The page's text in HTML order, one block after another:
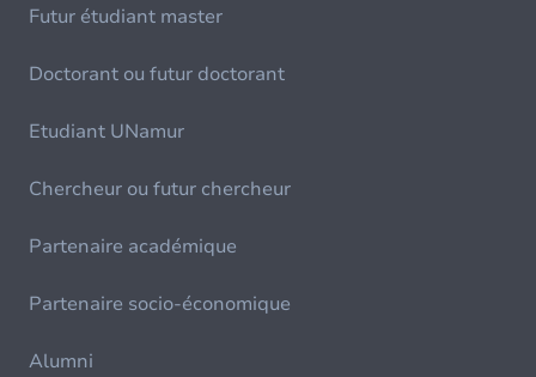
Futur étudiant master
Doctorant ou futur doctorant
Etudiant UNamur
Chercheur ou futur chercheur
Partenaire académique
Partenaire socio-économique
Alumni